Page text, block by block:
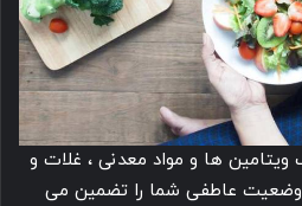
ها و مواد معدنی ، غلات و
عاطفی شما را تضمین می